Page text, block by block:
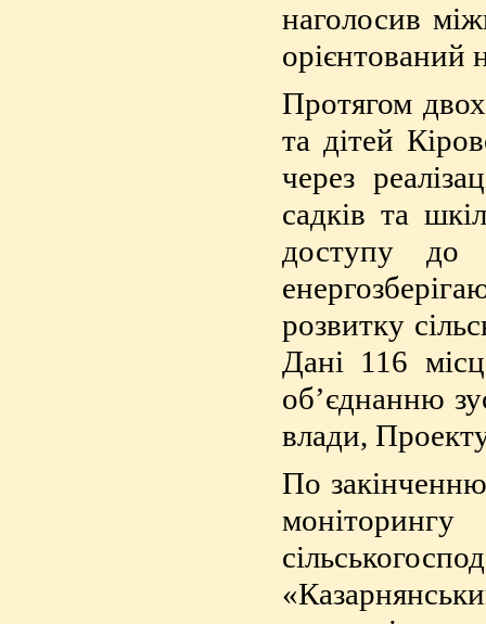
наголосив
орієнтований
Протягом
та дітей
через
садків та
доступу
розвитку
Дані 116
об’єднанню
влади,
По закінченню